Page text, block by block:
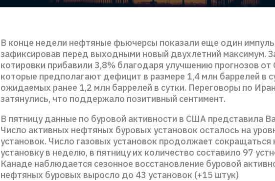
В конце недели нефтяные фьючерсы показали еще один
зафиксировав перед выходными новый двухлетний максимум.
котировки прибавили 3,8% благодаря улучшению прогнозов
которые предполагают дефицит в размере 1,4 млн баррелей в
ожидаемых ранее 1,2 млн баррелей в сутки. Переговоры по
затянулись, что поддержало позитивный сентимент.
В пятницу данные по буровой активности в США представила
Число активных нефтяных буровых установок осталось на
установок. Число газовых установок продолжает сокращаться
установку в неделю, в пятницу их количество составило 97
Канаде наблюдается сезонное восстановление буровой
нефтяных буровых выросло до 43 установок (+15 штук)